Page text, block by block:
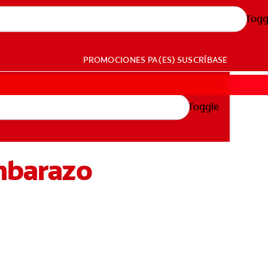
PROMOCIONES PA (ES) SUSCRÍBASE
Toggle